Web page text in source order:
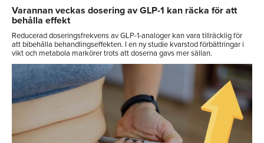
Varannan veckas dosering av GLP-1 kan räcka för att
behålla effekt
Reducerad doseringsfrekvens av GLP-1-analoger kan vara tillräcklig för
att bibehålla behandlingseffekten. I en ny studie kvarstod förbättringar i
vikt och metabola markörer trots att doserna gavs mer sällan.